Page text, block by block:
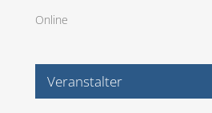
Online
Veranstalter